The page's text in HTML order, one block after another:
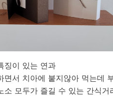
징이 있는 연과
면서 치아에 붙지않아 먹는데
소 모두가 즐길 수 있는 간식거